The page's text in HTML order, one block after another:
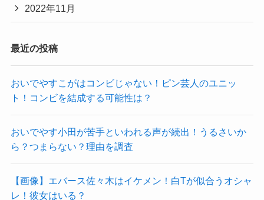
2022年11月
最近の投稿
おいでやすこがはコンビじゃない！ピン芸人のユニッ
ト！コンビを結成する可能性は？
おいでやす小田が苦手といわれる声が続出！うるさいか
ら？つまらない？理由を調査
【画像】エバース佐々木はイケメン！白Tが似合うオシャ
レ！彼女はいる？